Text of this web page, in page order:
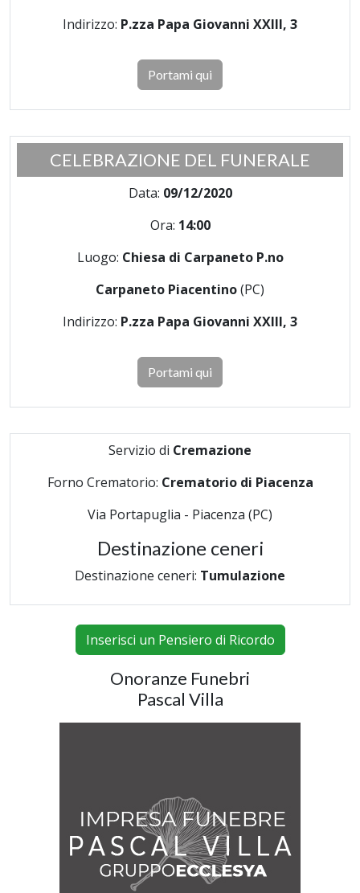
Indirizzo: P.zza Papa Giovanni XXIII, 3
Portami qui
CELEBRAZIONE DEL FUNERALE
Data: 09/12/2020
Ora: 14:00
Luogo: Chiesa di Carpaneto P.no
Carpaneto Piacentino(PC)
Indirizzo: P.zza Papa Giovanni XXIII, 3
Portami qui
Servizio di Cremazione
Forno Crematorio: Crematorio di Piacenza
Via Portapuglia - Piacenza (PC)
Destinazione ceneri
Destinazione ceneri: Tumulazione
Inserisci un Pensiero di Ricordo
Onoranze Funebri
Pascal Villa